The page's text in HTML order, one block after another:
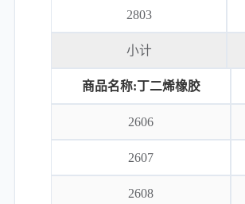
2803
小计
商品名称:丁二烯橡胶
2606
2607
2608